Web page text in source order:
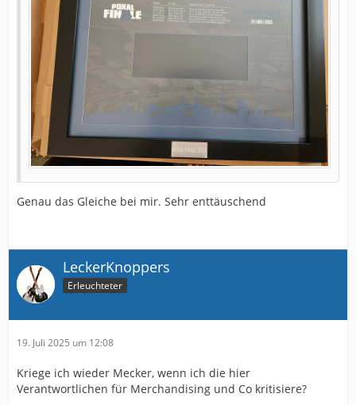
Genau das Gleiche bei mir. Sehr enttäuschend
LeckerKnoppers
Erleuchteter
19. Juli 2025 um 12:08
Kriege ich wieder Mecker, wenn ich die hier
Verantwortlichen für Merchandising und Co kritisiere?